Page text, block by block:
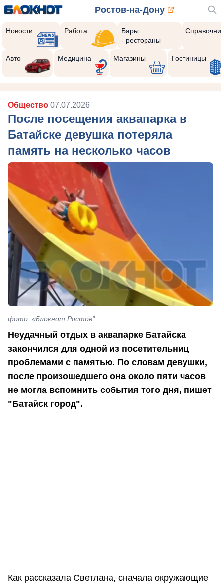
Ростов-на-Дону
Новости Работа
Бары
- рестораны
Авто Медицина Магазины Гостиницы
Общество 07.07.2026
После посещения аквапарка в
Батайске девушка потеряла
память на несколько часов
фото: «Блокнот Ростов"
Неудачный отдых в аквапарке Батайска
закончился для одной из посетительниц
проблемами с памятью. По словам девушки,
после произошедшего она около пяти часов
не могла вспомнить события того дня, пишет
"Батайск город".
Как рассказала Светлана, сначала окружающие